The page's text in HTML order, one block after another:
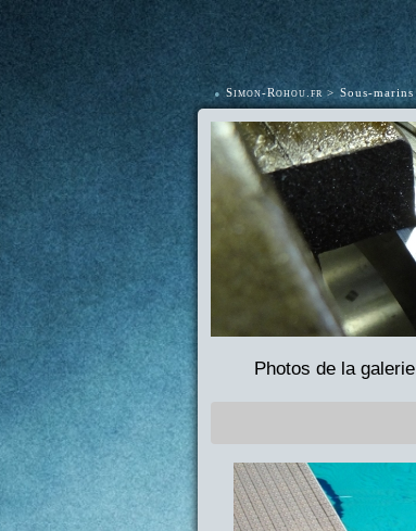
• Simon-Rohou.fr Sous-marins
Photos de la galerie